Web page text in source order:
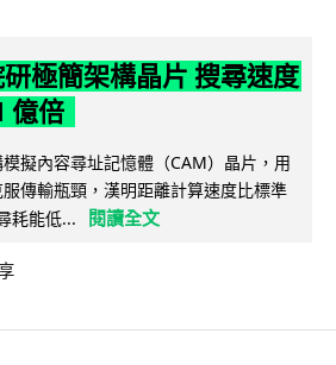
極簡架構晶片 搜尋速度
億倍
擬內容尋址記憶體（CAM）晶片，用
傳輸瓶頸，漢明距離計算速度比標準
耗能低...
閱讀全文